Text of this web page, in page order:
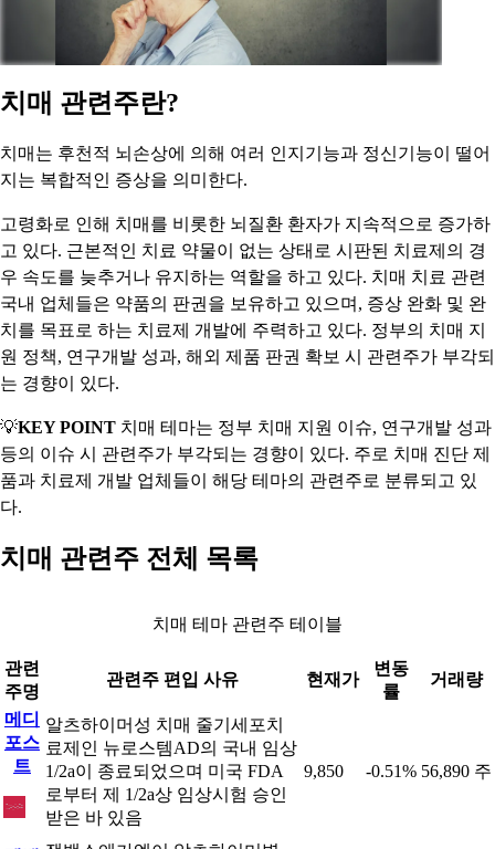
치매 관련주란?
치매는 후천적 뇌손상에 의해 여러 인지기능과 정신기능이 떨어
지는 복합적인 증상을 의미한다.
고령화로 인해 치매를 비롯한 뇌질환 환자가 지속적으로 증가하
고 있다. 근본적인 치료 약물이 없는 상태로 시판된 치료제의 경
우 속도를 늦추거나 유지하는 역할을 하고 있다. 치매 치료 관련
국내 업체들은 약품의 판권을 보유하고 있으며, 증상 완화 및 완
치를 목표로 하는 치료제 개발에 주력하고 있다. 정부의 치매 지
원 정책, 연구개발 성과, 해외 제품 판권 확보 시 관련주가 부각되
는 경향이 있다.
💡KEY POINT 치매 테마는 정부 치매 지원 이슈, 연구개발 성과
등의 이슈 시 관련주가 부각되는 경향이 있다. 주로 치매 진단 제
품과 치료제 개발 업체들이 해당 테마의 관련주로 분류되고 있
다.
치매 관련주 전체 목록
치매 테마 관련주 테이블
관련
주명
관련주 편입 사유 현재가
변동
률
거래량
메디
포스
트
알츠하이머성 치매 줄기세포치
료제인 뉴로스템AD의 국내 임상
1/2a이 종료되었으며 미국 FDA
로부터 제 1/2a상 임상시험 승인
받은 바 있음
9,850 -0.51% 56,890 주